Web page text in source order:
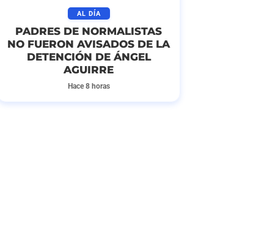
AL DÍA
PADRES DE NORMALISTAS
NO FUERON AVISADOS DE LA
DETENCIÓN DE ÁNGEL
AGUIRRE
Hace 8 horas